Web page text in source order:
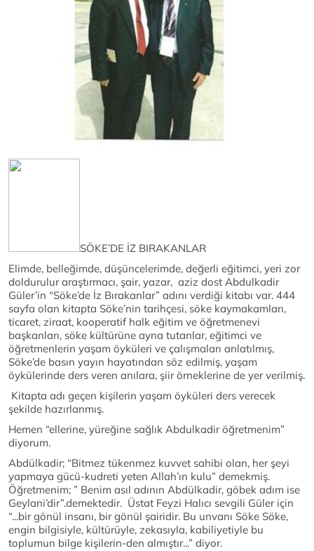
SÖKE’DE İZ BIRAKANLAR
Elimde, belleğimde, düşüncelerimde, değerli eğitimci, yeri zor
doldurulur araştırmacı, şair, yazar, aziz dost Abdulkadir
Güler’in “Söke’de İz Bırakanlar” adını verdiği kitabı var. 444
sayfa olan kitapta Söke’nin tarihçesi, söke kaymakamları,
ticaret, ziraat, kooperatif halk eğitim ve öğretmenevi
başkanları, söke kültürüne ayna tutanlar, eğitimci ve
öğretmenlerin yaşam öyküleri ve çalışmaları anlatılmış,
Söke’de basın yayın hayatından söz edilmiş, yaşam
öykülerinde ders veren anılara, şiir örneklerine de yer verilmiş.
Kitapta adı geçen kişilerin yaşam öyküleri ders verecek
şekilde hazırlanmış.
Hemen “ellerine, yüreğine sağlık Abdulkadir öğretmenim”
diyorum.
Abdülkadir; “Bitmez tükenmez kuvvet sahibi olan, her şeyi
yapmaya gücü-kudreti yeten Allah’ın kulu” demekmiş.
Öğretmenim; ” Benim asıl adının Abdülkadir, göbek adım ise
Geylani’dir”.demektedir. Üstat Feyzi Halıcı sevgili Güler için
“...bir gönül insanı, bir gönül şairidir. Bu unvanı Söke Söke,
engin bilgisiyle, kültürüyle, zekasıyla, kabiliyetiyle bu
toplumun bilge kişilerin-den almıştır...” diyor.